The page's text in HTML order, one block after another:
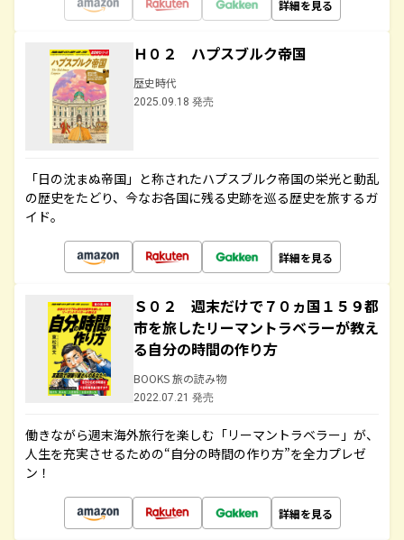
詳細を見る
Ｈ０２ ハプスブルク帝国
歴史時代
2025.09.18 発売
「日の沈まぬ帝国」と称されたハプスブルク帝国の栄光と動乱
の歴史をたどり、今なお各国に残る史跡を巡る歴史を旅するガ
イド。
詳細を見る
Ｓ０２ 週末だけで７０ヵ国１５９都
市を旅したリーマントラベラーが教え
る自分の時間の作り方
BOOKS 旅の読み物
2022.07.21 発売
働きながら週末海外旅行を楽しむ「リーマントラベラー」が、
人生を充実させるための“自分の時間の作り方”を全力プレゼ
ン！
詳細を見る